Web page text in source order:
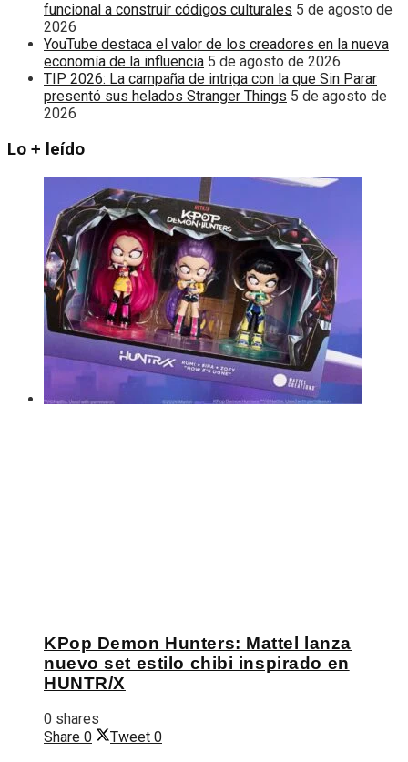
funcional a construir códigos culturales 5 de agosto de
2026
YouTube destaca el valor de los creadores en la nueva
economía de la influencia 5 de agosto de 2026
TIP 2026: La campaña de intriga con la que Sin Parar
presentó sus helados Stranger Things 5 de agosto de
2026
Lo + leído
KPop Demon Hunters: Mattel lanza
nuevo set estilo chibi inspirado en
HUNTR/X
0 shares
Share 0 Tweet 0